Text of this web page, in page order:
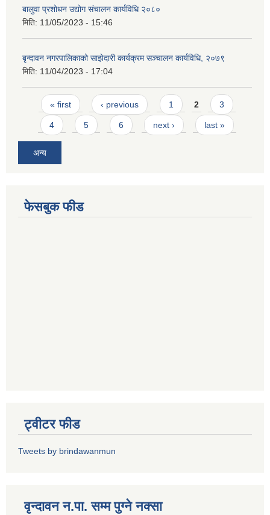
बालुवा प्रशोधन उद्योग संचालन कार्यविधि २०८०
मिति: 11/05/2023 - 15:46
बृन्दावन नगरपालिकाको साझेदारी कार्यक्रम सञ्चालन कार्यविधि, २०७९
मिति: 11/04/2023 - 17:04
Pages
« first ‹ previous 1 2 3
4 5 6 next › last »
अन्य
फेसबुक फीड
ट्वीटर फीड
Tweets by brindawanmun
वृन्दावन न.पा. सम्म पुग्ने नक्सा